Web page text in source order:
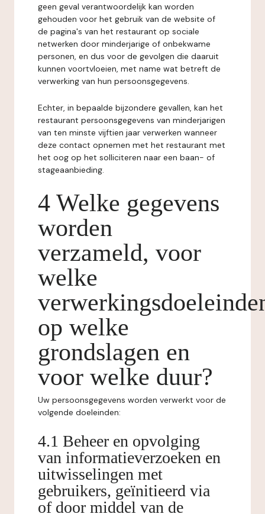
geen geval verantwoordelijk kan worden
gehouden voor het gebruik van de website of
de pagina's van het restaurant op sociale
netwerken door minderjarige of onbekwame
personen, en dus voor de gevolgen die daaruit
kunnen voortvloeien, met name wat betreft de
verwerking van hun persoonsgegevens.
Echter, in bepaalde bijzondere gevallen, kan het
restaurant persoonsgegevens van minderjarigen
van ten minste vijftien jaar verwerken wanneer
deze contact opnemen met het restaurant met
het oog op het solliciteren naar een baan- of
stageaanbieding.
4 Welke gegevens
worden
verzameld, voor
welke
op welke
grondslagen en
voor welke duur?
Uw persoonsgegevens worden verwerkt voor de
volgende doeleinden:
4.1 Beheer en opvolging
van informatieverzoeken en
uitwisselingen met
gebruikers, geïnitieerd via
of door middel van de